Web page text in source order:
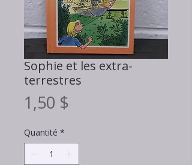
Sophie et les extra-
terrestres
1,50 $
Quantité *